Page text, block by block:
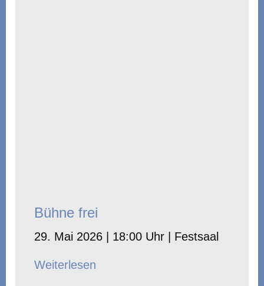
Bühne frei
29. Mai 2026 | 18:00 Uhr | Festsaal
Weiterlesen